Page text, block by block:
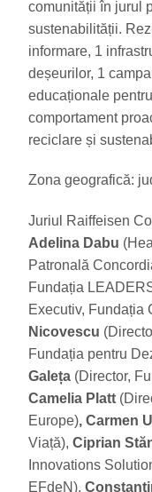
comunității în jurul
sustenabilității.
informare, 1
deșeurilor, 1
educaționale
comportament
reciclare și
Zona geografică:
Juriul Raiffeisen
Adelina Dabu
Patronală
Fundația
Executiv, Fundația
Nicovescu
Fundația pentru
Galeța (Director,
Camelia Platt
Europe), Carmen
Viață), Ciprian
Innovations
EFdeN),